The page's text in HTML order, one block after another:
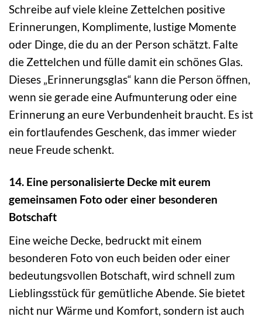
Schreibe auf viele kleine Zettelchen positive
Erinnerungen, Komplimente, lustige Momente
oder Dinge, die du an der Person schätzt. Falte
die Zettelchen und fülle damit ein schönes Glas.
Dieses „Erinnerungsglas“ kann die Person öffnen,
wenn sie gerade eine Aufmunterung oder eine
Erinnerung an eure Verbundenheit braucht. Es ist
ein fortlaufendes Geschenk, das immer wieder
neue Freude schenkt.
14. Eine personalisierte Decke mit eurem
gemeinsamen Foto oder einer besonderen
Botschaft
Eine weiche Decke, bedruckt mit einem
besonderen Foto von euch beiden oder einer
bedeutungsvollen Botschaft, wird schnell zum
Lieblingsstück für gemütliche Abende. Sie bietet
nicht nur Wärme und Komfort, sondern ist auch